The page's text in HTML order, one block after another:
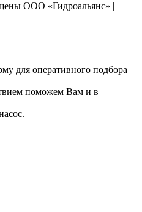
ООО «Гидроальянс» |
для оперативного подбора
поможем Вам и в